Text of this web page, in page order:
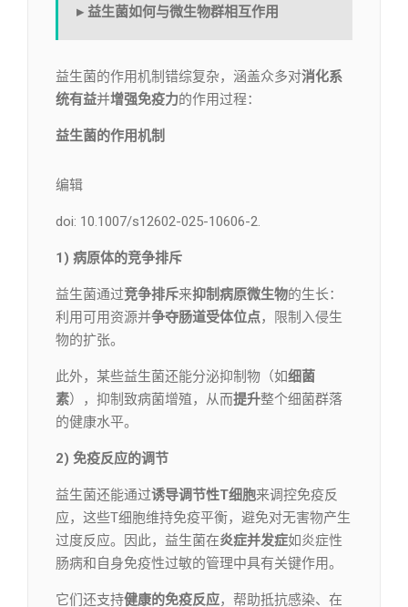
▸ 益生菌如何与微生物群相互作用
益生菌的作用机制错综复杂，涵盖众多对消化系
统有益并增强免疫力的作用过程：
益生菌的作用机制
编辑​
doi: 10.1007/s12602-025-10606-2.
1) 病原体的竞争排斥
益生菌通过竞争排斥来抑制病原微生物的生长：
利用可用资源并争夺肠道受体位点，限制入侵生
物的扩张。
此外，某些益生菌还能分泌抑制物（如细菌
素），抑制致病菌增殖，从而提升整个细菌群落
的健康水平。
2) 免疫反应的调节
益生菌还能通过诱导调节性T细胞来调控免疫反
应，这些T细胞维持免疫平衡，避免对无害物产生
过度反应。因此，益生菌在炎症并发症如炎症性
肠病和自身免疫性过敏的管理中具有关键作用。
它们还支持健康的免疫反应，帮助抵抗感染、在